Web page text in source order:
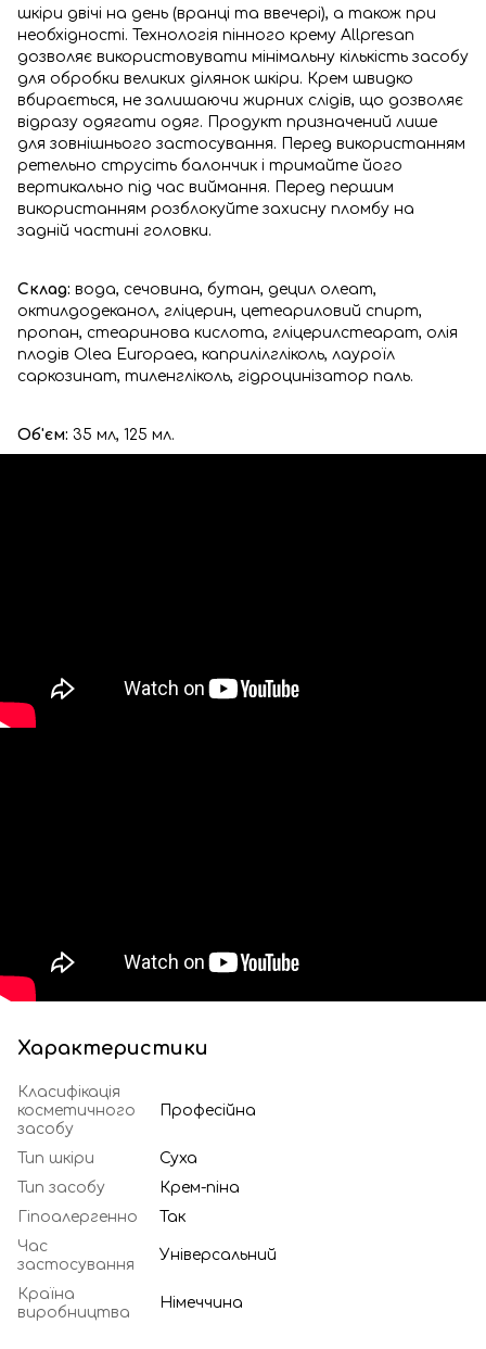
шкіри двічі на день (вранці та ввечері), а також при
необхідності. Технологія пінного крему Allpresan
дозволяє використовувати мінімальну кількість засобу
для обробки великих ділянок шкіри. Крем швидко
вбирається, не залишаючи жирних слідів, що дозволяє
відразу одягати одяг. Продукт призначений лише
для зовнішнього застосування. Перед використанням
ретельно струсіть балончик і тримайте його
вертикально під час виймання. Перед першим
використанням розблокуйте захисну пломбу на
задній частині головки.
Склад: вода, сечовина, бутан, децил олеат,
октилдодеканол, гліцерин, цетеариловий спирт,
пропан, стеаринова кислота, гліцерилстеарат, олія
плодів Olea Europaea, каприлілгліколь, лауроїл
саркозинат, тиленгліколь, гідроцинізатор паль.
Об'єм: 35 мл, 125 мл.
Характеристики
Класифікація
косметичного
засобу
Професійна
Тип шкіри
Суха
Тип засобу
Крем-піна
Гіпоалергенно
Так
Час
застосування
Універсальний
Країна
виробництва
Німеччина